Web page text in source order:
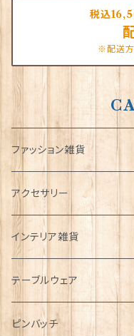
税込
※配送方
ファッション雑貨
タータンネクタイ
帽子
キャップ
ハンチング帽
Tシャツ
マフラー
アクセサリー
ORTAK
ブローチ
ペンダント
インテリア雑貨
インテリア置物
ラブスプーン
テーブルウェア
ティータオル
ピンバッチ